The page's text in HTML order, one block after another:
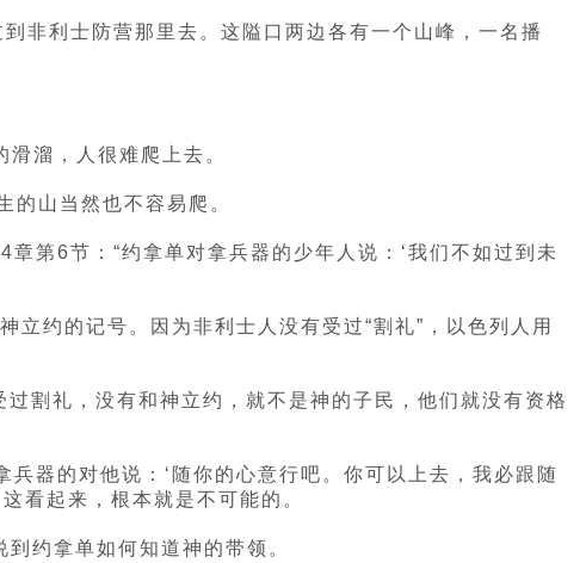
非利士防营那里去。这隘口两边各有一个山峰，一名播
滑溜，人很难爬上去。
的山当然也不容易爬。
第6节：“约拿单对拿兵器的少年人说：‘我们不如过到未
立约的记号。因为非利士人没有受过“割礼”，以色列人用
割礼，没有和神立约，就不是神的子民，他们就没有资格
器的对他说：‘随你的心意行吧。你可以上去，我必跟随
看起来，根本就是不可能的。
约拿单如何知道神的带领。